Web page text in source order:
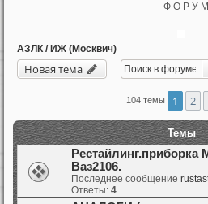
Ф О Р У М
АЗЛК / ИЖ (Москвич)
Новая тема
104 темы 1 2
Темы
Рестайлинг.приборка
Ваз2106.
Последнее сообщение
Ответы: 4